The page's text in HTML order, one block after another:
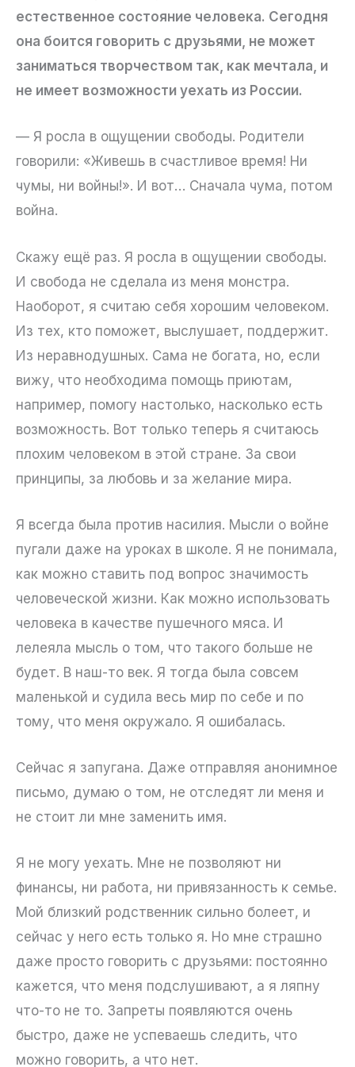
естественное состояние человека. Сегодня
она боится говорить с друзьями, не может
заниматься творчеством так, как мечтала, и
не имеет возможности уехать из России.
— Я росла в ощущении свободы. Родители
говорили: «Живешь в счастливое время! Ни
чумы, ни войны!». И вот… Сначала чума, потом
война.
Скажу ещё раз. Я росла в ощущении свободы.
И свобода не сделала из меня монстра.
Наоборот, я считаю себя хорошим человеком.
Из тех, кто поможет, выслушает, поддержит.
Из неравнодушных. Сама не богата, но, если
вижу, что необходима помощь приютам,
например, помогу настолько, насколько есть
возможность. Вот только теперь я считаюсь
плохим человеком в этой стране. За свои
принципы, за любовь и за желание мира.
Я всегда была против насилия. Мысли о войне
пугали даже на уроках в школе. Я не понимала,
как можно ставить под вопрос значимость
человеческой жизни. Как можно использовать
человека в качестве пушечного мяса. И
лелеяла мысль о том, что такого больше не
будет. В наш-то век. Я тогда была совсем
маленькой и судила весь мир по себе и по
тому, что меня окружало. Я ошибалась.
Сейчас я запугана. Даже отправляя анонимное
письмо, думаю о том, не отследят ли меня и
не стоит ли мне заменить имя.
Я не могу уехать. Мне не позволяют ни
финансы, ни работа, ни привязанность к семье.
Мой близкий родственник сильно болеет, и
сейчас у него есть только я. Но мне страшно
даже просто говорить с друзьями: постоянно
кажется, что меня подслушивают, а я ляпну
что-то не то. Запреты появляются очень
быстро, даже не успеваешь следить, что
можно говорить, а что нет.